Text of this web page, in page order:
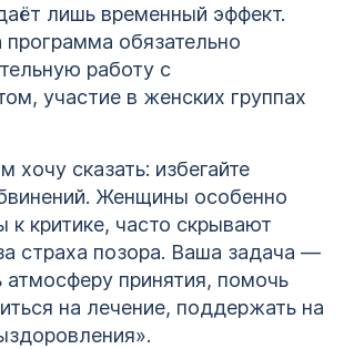
лишь временный эффект.
обязательно
работу с
участие в женских группах
хочу сказать: избегайте
Женщины особенно
к критике, часто скрывают
страха позора. Ваша задача —
атмосферу принятия, помочь
на лечение, поддержать на